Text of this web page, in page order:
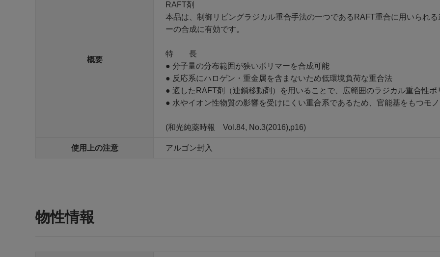
概要
RAFT剤
本品は、制御リビングラジカル重合手法の一つであるRAFT重合に用いられ
ーの合成に有効です。
特 長
● 分子量の分布範囲が狭いポリマーを合成可能
● 反応系にハロゲン・重金属を含まないため低環境負荷な重合法
● 適したRAFT剤（連鎖移動剤）を用いることで、広範囲のラジカル重合性
● 水やイオン性物質の影響を受けにくい重合系であるため、官能基をもつモ
(和光純薬時報 Vol.84, No.3(2016),p16)
使用上の注意 アルゴン封入
物性情報